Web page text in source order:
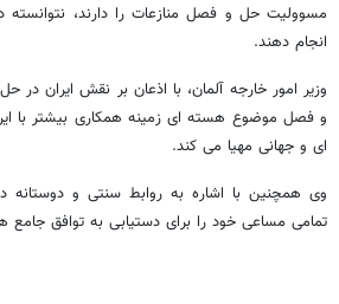
مسوولیت حل و فصل منازعات را دارند، نتوانسته
انجام دهند.
وزیر امور خارجه آلمان، با اذعان بر نقش ایران
و فصل موضوع هسته ای زمینه همکاری بیشتر با
ای و جهانی مهیا می کند.
وی همچنین با اشاره به روابط سنتی و دوستانه
تمامی مساعی خود را برای دستیابی به توافق